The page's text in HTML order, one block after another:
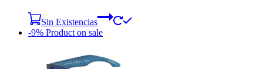
Sin Existencias
-9% Product on sale